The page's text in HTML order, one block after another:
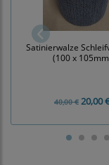
Satinierwalze
(100 x
40,00 € 20,00